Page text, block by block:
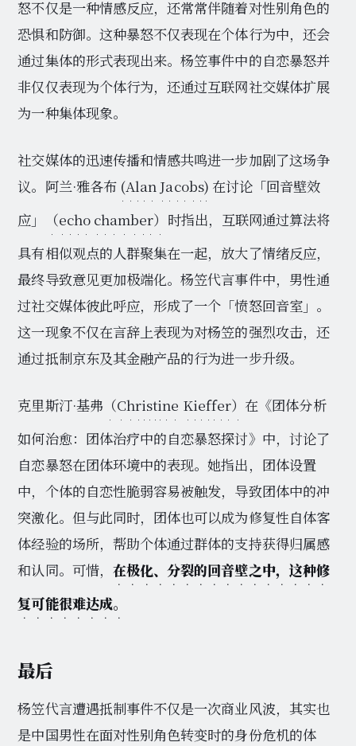
怒不仅是一种情感反应，还常常伴随着对性别角色的
恐惧和防御。这种暴怒不仅表现在个体行为中，还会
通过集体的形式表现出来。杨笠事件中的自恋暴怒并
非仅仅表现为个体行为，还通过互联网社交媒体扩展
为一种集体现象。
社交媒体的迅速传播和情感共鸣进一步加剧了这场争
议。阿兰·雅各布 (Alan Jacobs) 在讨论「回音壁效
应」
（echo chamber） 时指出，互联网通过算法将
具有相似观点的人群聚集在一起，放大了情绪反应，
最终导致意见更加极端化。杨笠代言事件中，男性通
过社交媒体彼此呼应，形成了一个「愤怒回音室」。
这一现象不仅在言辞上表现为对杨笠的强烈攻击，还
通过抵制京东及其金融产品的行为进一步升级。
克里斯汀·基弗 （Christine Kieffer） 在《团体分析
如何治愈：团体治疗中的自恋暴怒探讨》中，讨论了
自恋暴怒在团体环境中的表现。她指出，团体设置
中，个体的自恋性脆弱容易被触发，导致团体中的冲
突激化。但与此同时，团体也可以成为修复性自体客
体经验的场所，帮助个体通过群体的支持获得归属感
和认同。可惜， 在极化、分裂的回音壁之中，这种修
复可能很难达成。
最后
杨笠代言遭遇抵制事件不仅是一次商业风波，其实也
是中国男性在面对性别角色转变时的身份危机的体